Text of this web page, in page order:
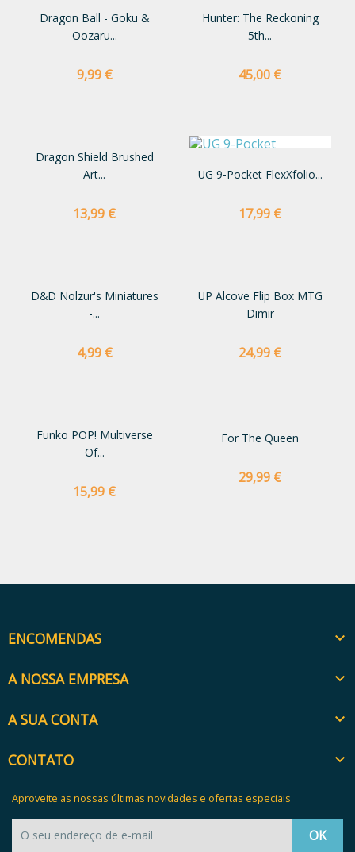
Dragon Ball - Goku &
Oozaru...
Preço
9,99 €
Hunter: The Reckoning
5th...
Preço
45,00 €
Dragon Shield Brushed
Art...
Preço
13,99 €
UG 9-Pocket FlexXfolio...
Preço
17,99 €
D&D Nolzur's Miniatures
-...
Preço
4,99 €
UP Alcove Flip Box MTG
Dimir
Preço
24,99 €
Funko POP! Multiverse
Of...
Preço
15,99 €
For The Queen
Preço
29,99 €
ENCOMENDAS 
A NOSSA EMPRESA 
A SUA CONTA 
CONTATO 
Aproveite as nossas últimas novidades e ofertas especiais